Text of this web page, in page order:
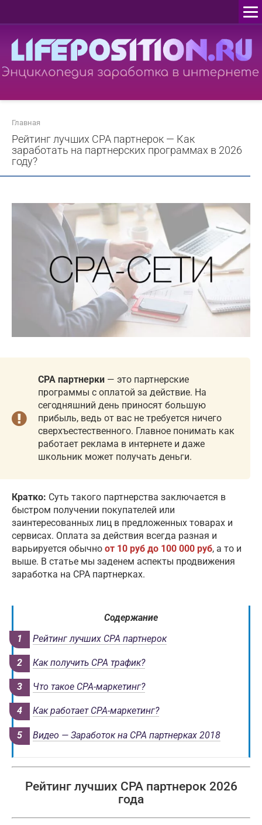
Главная
Рейтинг лучших CPA партнерок — Как
заработать на партнерских программах в 2026
году?
CPA партнерки — это партнерские
программы с оплатой за действие. На
сегодняшний день приносят большую
прибыль, ведь от вас не требуется ничего
сверхъестественного. Главное понимать как
работает реклама в интернете и даже
школьник может получать деньги.
Кратко: Суть такого партнерства заключается в
быстром получении покупателей или
заинтересованных лиц в предложенных товарах и
сервисах. Оплата за действия всегда разная и
варьируется обычно от 10 руб до 100 000 руб, а то и
выше. В статье мы заденем аспекты продвижения
заработка на CPA партнерках.
Содержание
Рейтинг лучших CPA партнерок
Как получить CPA трафик?
Что такое CPA-маркетинг?
Как работает CPA-маркетинг?
Видео — Заработок на CPA партнерках 2018
Рейтинг лучших CPA партнерок 2026
года